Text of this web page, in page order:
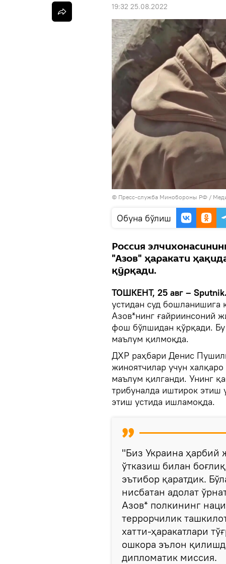
19:32 25.08.2022
© Пресс-служба Минобороны РФ /
Oбуна бўлиш
Россия
"Азов" ҳаракати
қўрқади.
ТОШКЕНТ, 25 авг – Sputnik.
устидан суд
Азов*нинг ғайриинсоний
фош бўлшидан қўрқади.
маълум қилмоқда.
ДХР раҳбари Денис
жиноятчилар учун
маълум қилганди. Унинг
трибуналда иштирок этиш
этиш устида ишламоқда.
"Биз Украина ҳарбий
ўтказиш билан
эътибор қаратдик.
нисбатан адолат
Азов* полкининг
террорчилик
хатти-ҳаракатлари
ошкора эълон
дипломатик миссия.